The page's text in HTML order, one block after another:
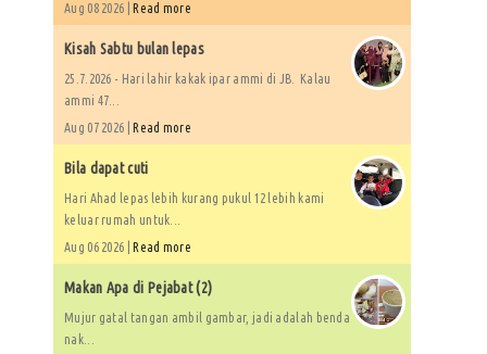
Aug 08 2026 | Read more
Kisah Sabtu bulan lepas
25.7.2026 - Hari lahir kakak ipar ammi di JB. Kalau
ammi 47...
Aug 07 2026 | Read more
Bila dapat cuti
Hari Ahad lepas lebih kurang pukul 12 lebih kami
keluar rumah untuk...
Aug 06 2026 | Read more
Makan Apa di Pejabat (2)
Mujur gatal tangan ambil gambar, jadi adalah benda
nak...